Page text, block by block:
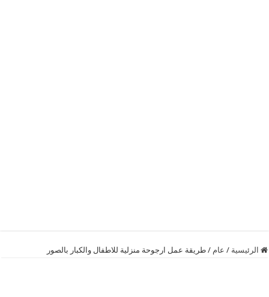
الرئيسية / عام / طريقة عمل ارجوحة منزلية للاطفال والكبار بالصور